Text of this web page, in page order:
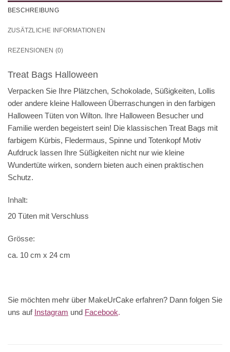
BESCHREIBUNG
ZUSÄTZLICHE INFORMATIONEN
REZENSIONEN (0)
Treat Bags Halloween
Verpacken Sie Ihre Plätzchen, Schokolade, Süßigkeiten, Lollis
oder andere kleine Halloween Überraschungen in den farbigen
Halloween Tüten von Wilton. Ihre Halloween Besucher und
Familie werden begeistert sein! Die klassischen Treat Bags mit
farbigem Kürbis, Fledermaus, Spinne und Totenkopf Motiv
Aufdruck lassen Ihre Süßigkeiten nicht nur wie kleine
Wundertüte wirken, sondern bieten auch einen praktischen
Schutz.
Inhalt:
20 Tüten mit Verschluss
Grösse:
ca. 10 cm x 24 cm
Sie möchten mehr über MakeUrCake erfahren? Dann folgen Sie
uns auf Instagram und Facebook.